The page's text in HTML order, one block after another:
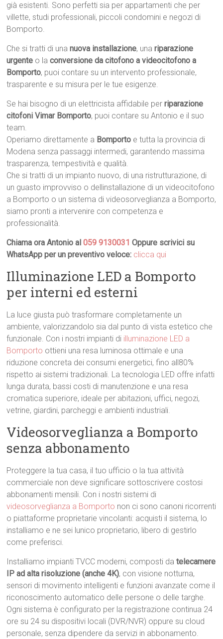
già esistenti. Sono perfetti sia per appartamenti che per
villette, studi professionali, piccoli condomini e negozi di
Bomporto.
Che si tratti di unanuova installazione, unariparazione
urgente o laconversione da citofono a videocitofono a
Bomporto, puoi contare su un intervento professionale,
trasparente e su misura per le tue esigenze.
Se hai bisogno di un elettricista affidabile perriparazione
citofoni Vimar Bomporto, puoi contare su Antonio e il suo
team.
Operiamo direttamente a Bomporto e tutta la provincia di
Modena senza passaggi intermedi, garantendo massima
trasparenza, tempestività e qualità.
Che si tratti di un impianto nuovo, di una ristrutturazione, di
un guasto improvviso o dellinstallazione di un videocitofono
a Bomporto o un sistema di videosorveglianza a Bomporto,
siamo pronti a intervenire con competenza e
professionalità.
Chiama ora Antonio al059 9130031 Oppure scrivici su
WhatsApp per un preventivo veloce: clicca qui
Illuminazione LED a Bomporto
per interni ed esterni
La luce giusta può trasformare completamente un
ambiente, valorizzandolo sia dal punto di vista estetico che
funzionale. Con i nostri impianti di illuminazione LED a
Bomporto ottieni una resa luminosa ottimale e una
riduzione concreta dei consumi energetici, fino all80%
rispetto ai sistemi tradizionali. La tecnologia LED offre infatti
lunga durata, bassi costi di manutenzione e una resa
cromatica superiore, ideale per abitazioni, uffici, negozi,
vetrine, giardini, parcheggi e ambienti industriali.
Videosorveglianza a Bomporto
senza abbonamento
Proteggere la tua casa, il tuo ufficio o la tua attività
commerciale non deve significare sottoscrivere costosi
abbonamenti mensili. Con i nostri sistemi di
videosorveglianza a Bomporto non ci sono canoni ricorrenti
o piattaforme proprietarie vincolanti: acquisti il sistema, lo
installiamo e ne sei lunico proprietario, libero di gestirlo
come preferisci.
Installiamo impianti TVCC moderni, composti datelecamere
IP ad alta risoluzione (anche 4K), con visione notturna,
sensori di movimento intelligenti e funzioni avanzate come il
riconoscimento automatico delle persone o delle targhe.
Ogni sistema è configurato per la registrazione continua 24
ore su 24 su dispositivi locali (DVR/NVR) oppure su cloud
personale, senza dipendere da servizi in abbonamento.